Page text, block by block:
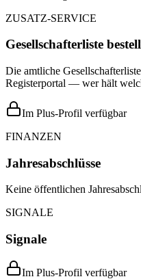
ZUSATZ-SERVICE
Gesellschafterliste
Die amtliche
Registerportal — wer hält
Im Plus-Profil verfügbar
FINANZEN
Jahresabschlüsse
Keine öffentlichen
SIGNALE
Signale
Im Plus-Profil verfügbar